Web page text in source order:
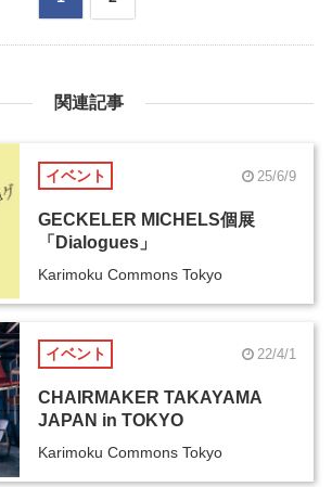
関連記事
イベント 25/6/9
GECKELER MICHELS個展
「Dialogues」
Karimoku Commons Tokyo
イベント 22/4/1
CHAIRMAKER TAKAYAMA
JAPAN in TOKYO
Karimoku Commons Tokyo